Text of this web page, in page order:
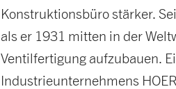
Konstruktionsbüro stärker.
als er 1931 mitten in der
Ventilfertigung aufzubauen.
Industrieunternehmens